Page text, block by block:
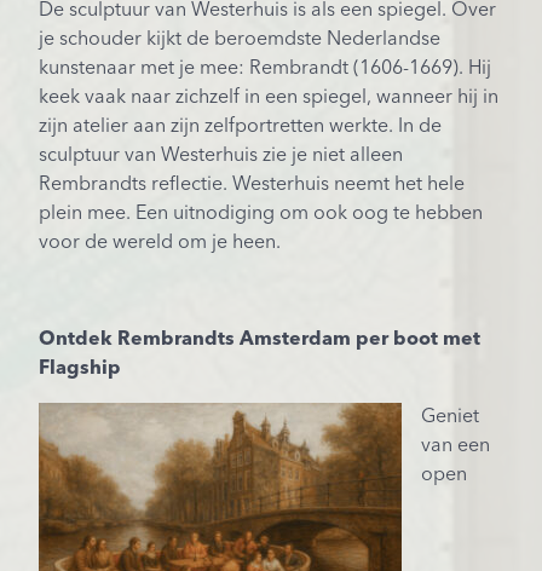
De sculptuur van Westerhuis is als een spiegel. Over
je schouder kijkt de beroemdste Nederlandse
kunstenaar met je mee: Rembrandt (1606-1669). Hij
keek vaak naar zichzelf in een spiegel, wanneer hij in
zijn atelier aan zijn zelfportretten werkte. In de
sculptuur van Westerhuis zie je niet alleen
Rembrandts reflectie. Westerhuis neemt het hele
plein mee. Een uitnodiging om ook oog te hebben
voor de wereld om je heen.
Ontdek Rembrandts Amsterdam per boot met
Flagship
Geniet
van een
open